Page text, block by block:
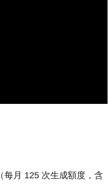
（每月 125 次生成額度，含